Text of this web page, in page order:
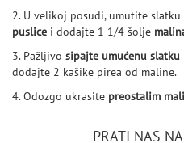
2. U velikoj posudi, umutite
puslice i dodajte 1 1/4 šolje
3. Pažljivo sipajte umućenu slatku
dodajte 2 kašike pirea od maline.
4. Odozgo ukrasite preostalim
PRATI NAS